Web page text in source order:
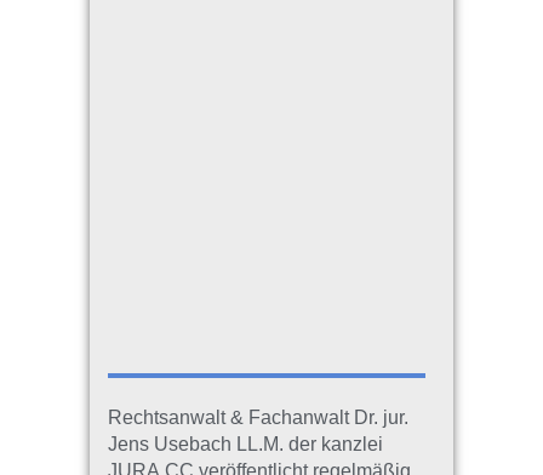
Rechtsanwalt & Fachanwalt Dr. jur.
Jens Usebach LL.M. der kanzlei
JURA.CC veröffentlicht regelmäßig